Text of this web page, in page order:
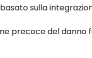
sulla
precoce del